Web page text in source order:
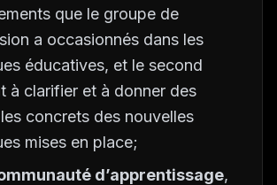
que le groupe de
a occasionnés dans les
éducatives, et le second
à clarifier et à donner des
concrets des nouvelles
mises en place;
d’apprentissage,